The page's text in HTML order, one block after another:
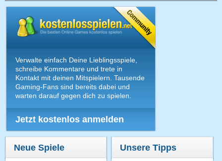
Verwalte einfach Deine Lieblingsspiele,
schreibe Kommentare und trete in
Kontakt mit deinen Mitspielern. Tausende
Gaming-Fans sind bereits dabei und
warten darauf gegen dich zu spielen.
Jetzt kostenlos anmelden
Neue Spiele Unsere Tipps